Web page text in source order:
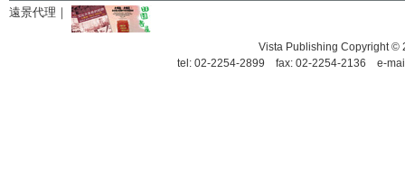
遠景代理｜
Vista Publishing Copyright ©
tel: 02-2254-2899 fax: 02-2254-2136 e-